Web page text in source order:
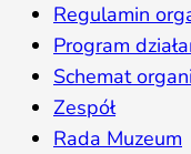
Regulamin
Program
Schemat
Zespół
Rada Muzeum